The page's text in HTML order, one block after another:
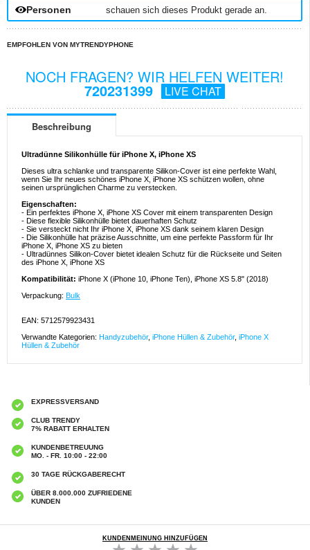
Personen schauen sich dieses Produkt gerade an.
EMPFOHLEN VON MYTRENDYPHONE
NOCH FRAGEN? WIR HELFEN WEITER!
720231399 LIVE CHAT
Beschreibung
Ultradünne Silikonhülle für iPhone X, iPhone XS
Dieses ultra schlanke und transparente Silikon-Cover ist eine perfekte Wahl,
wenn Sie Ihr neues schönes iPhone X, iPhone XS schützen wollen, ohne
seinen ursprünglichen Charme zu verstecken.
Eigenschaften:
- Ein perfektes iPhone X, iPhone XS Cover mit einem transparenten Design
- Diese flexible Silikonhülle bietet dauerhaften Schutz
- Sie versteckt nicht Ihr iPhone X, iPhone XS dank seinem klaren Design
- Die Silikonhülle hat präzise Ausschnitte, um eine perfekte Passform für Ihr
iPhone X, iPhone XS zu bieten
- Ultradünnes Silikon-Cover bietet idealen Schutz für die Rückseite und Seiten
des iPhone X, iPhone XS
Kompatibilität: iPhone X (iPhone 10, iPhone Ten), iPhone XS 5.8" (2018)
Verpackung: Bulk
EAN: 5712579923431
Verwandte Kategorien: Handyzubehör, iPhone Hüllen & Zubehör, iPhone X
Hüllen & Zubehör
EXPRESSVERSAND
CLUB TRENDY
7% RABATT ERHALTEN
KUNDENBETREUUNG
MO. - FR. 10:00 - 22:00
30 TAGE RÜCKGABERECHT
ÜBER 8.000.000 ZUFRIEDENE
KUNDEN
KUNDENMEINUNG HINZUFÜGEN